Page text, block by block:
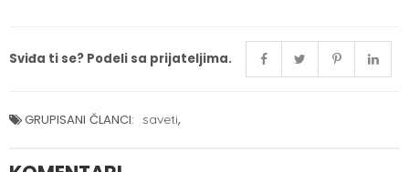
Sviđa ti se? Podeli sa prijateljima.
GRUPISANI ČLANCI: saveti,